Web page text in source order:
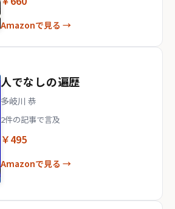
Amazonで見る →
人でなしの遍歴
多岐川 恭
2件の記事で言及
￥495
Amazonで見る →